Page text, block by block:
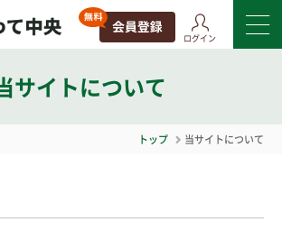
ログイン
サイトについて
トップ 当サイトについて